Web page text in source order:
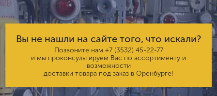
Вы не нашли на сайте того, что искали?
Позвоните нам +7 (3532) 45-22-77
и мы проконсультируем Вас по ассортименту и
возможности
доставки товара под заказ в Оренбурге!